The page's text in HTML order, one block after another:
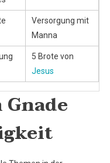
Versorgung mit
Manna
5 Brote von
Jesus